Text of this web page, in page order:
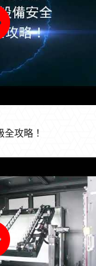
攻略！